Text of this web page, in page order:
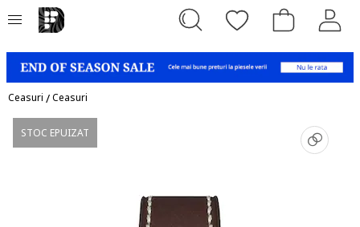
Ceasuri /Ceasuri
STOC EPUIZAT